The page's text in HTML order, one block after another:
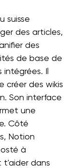
suisse
des articles,
des
de base de
Il
créer des wikis
Son interface
une
Côté
Notion
à
t'aider dans